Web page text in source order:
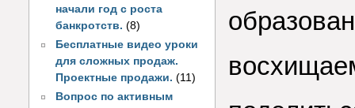
начали год с роста
банкротств. (8)
Бесплатные видео уроки
для сложных продаж.
Проектные продажи. (11)
Вопрос по активным